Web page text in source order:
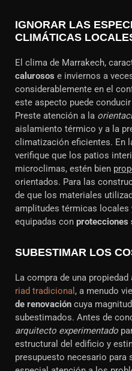
IGNORAR LAS
CLIMÁTICAS
El clima de Marrakech,
calurosos e inviernos a
considerablemente en el
este aspecto puede
Preste atención a la
aislamiento térmico y a la
climatización eficientes. En
verifique que los patios
microclimas, estén bien
orientados. Para las
de que los materiales
amplitudes térmicas locales
equipadas con protecciones
SUBESTIMAR LOS
La compra de una
riad tradicional , a menudo
de renovación cuya
subestimados. Antes de
arquitecto experimentado
estructural del edificio y
presupuesto necesario para